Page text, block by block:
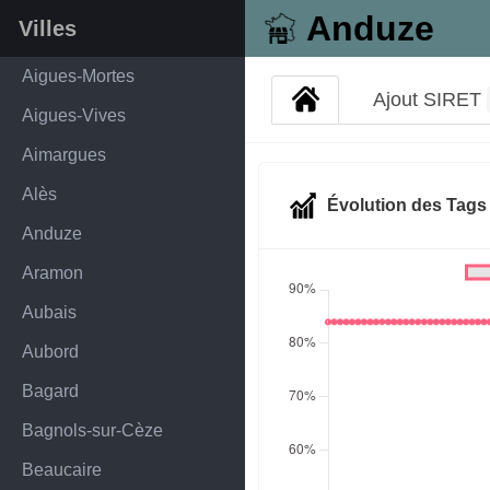
Anduze
Villes
Aigues-Mortes
Aigues-Vives
Aimargues
Alès
Anduze
Aramon
Aubais
Aubord
Bagard
Bagnols-sur-Cèze
Beaucaire
Ajout SIRET
Évolution des